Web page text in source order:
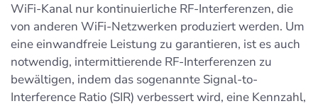
WiFi-Kanal nur kontinuierliche RF-Interferenzen, die
von anderen WiFi-Netzwerken produziert werden. Um
eine einwandfreie Leistung zu garantieren, ist es auch
notwendig, intermittierende RF-Interferenzen zu
bewältigen, indem das sogenannte Signal-to-
Interference Ratio (SIR) verbessert wird, eine Kennzahl,